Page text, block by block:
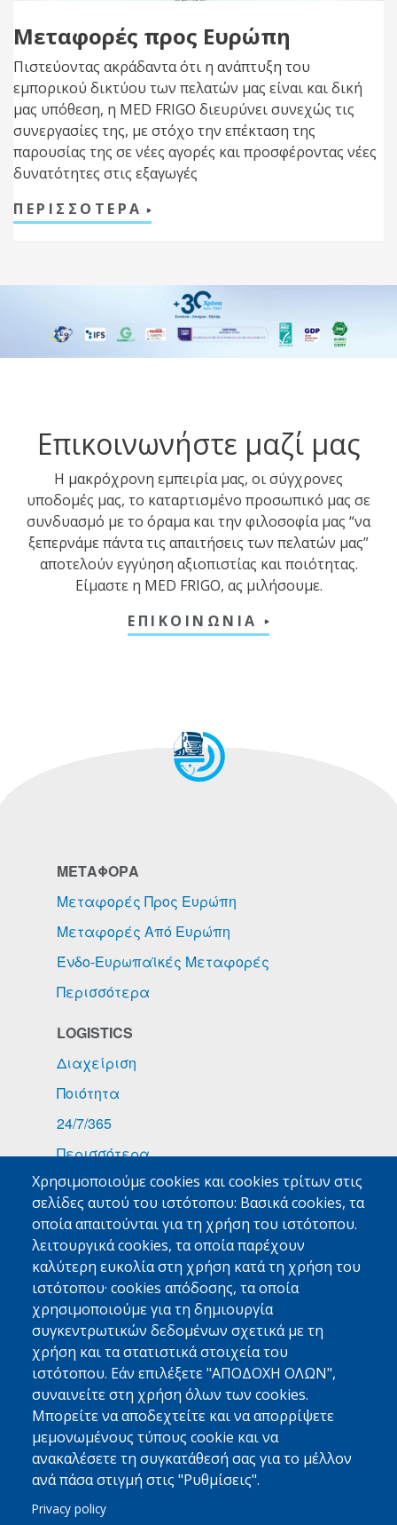
Μεταφορές προς Ευρώπη
Πιστεύοντας ακράδαντα ότι η ανάπτυξη του
εμπορικού δικτύου των πελατών μας είναι και δική
μας υπόθεση, η MED FRIGO διευρύνει συνεχώς τις
συνεργασίες της, με στόχο την επέκταση της
παρουσίας της σε νέες αγορές και προσφέροντας νέες
δυνατότητες στις εξαγωγές
ΠΕΡΙΣΣΟΤΕΡΑ
Επικοινωνήστε μαζί μας
Η μακρόχρονη εμπειρία μας, οι σύγχρονες
υποδομές μας, το καταρτισμένο προσωπικό μας σε
συνδυασμό με το όραμα και την φιλοσοφία μας “να
ξεπερνάμε πάντα τις απαιτήσεις των πελατών μας”
αποτελούν εγγύηση αξιοπιστίας και ποιότητας.
Είμαστε η MED FRIGO, ας μιλήσουμε.
ΕΠΙΚΟΙΝΩΝΙΑ
Χρησιμοποιούμε cookies και cookies τρίτων στις
σελίδες αυτού του ιστότοπου: Βασικά cookies, τα
οποία απαιτούνται για τη χρήση του ιστότοπου.
λειτουργικά cookies, τα οποία παρέχουν
καλύτερη ευκολία στη χρήση κατά τη χρήση του
ιστότοπου· cookies απόδοσης, τα οποία
χρησιμοποιούμε για τη δημιουργία
συγκεντρωτικών δεδομένων σχετικά με τη
χρήση και τα στατιστικά στοιχεία του
ιστότοπου. Εάν επιλέξετε "ΑΠΟΔΟΧΗ ΟΛΩΝ",
συναινείτε στη χρήση όλων των cookies.
Μπορείτε να αποδεχτείτε και να απορρίψετε
μεμονωμένους τύπους cookie και να
ανακαλέσετε τη συγκατάθεσή σας για το μέλλον
ανά πάσα στιγμή στις "Ρυθμίσεις".
Privacy policy
ΜΕΤΑΦΟΡΑ
Μεταφορές Προς Ευρώπη
Μεταφορές Από Ευρώπη
Ένδο-Ευρωπαϊκές Μεταφορές
Περισσότερα
LOGISTICS
Διαχείριση
Ποιότητα
24/7/365
Περισσότερα
ΕΙΔΙΚΑ ΦΟΡΤΙΑ
Φάρμακα
Τροφοδοσίες Πλοίων
Εμπορεύματα Υψηλής Αξίας
Περισσότερα
MED FRIGO
Με Μια Ματιά
Φιλοσοφία - Όραμα - Αρχές
Γιατί Να Μας Εμπιστευτείτε
Περισσότερα
ΣΥΝΔΕΘΕΙΤΕ